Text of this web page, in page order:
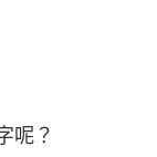
呢？